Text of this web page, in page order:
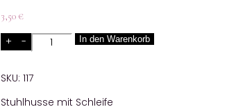
3,50 €
Quantity In den Warenkorb
SKU: 117
Stuhlhusse mit Schleife